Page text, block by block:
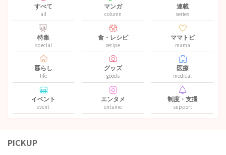
すべて
all
マンガ
column
連載
series
特集
special
食・レシピ
recipe
ママトピ
mama
暮らし
life
グッズ
goods
医療
medical
イベント
event
エンタメ
entame
制度・支援
support
PICKUP